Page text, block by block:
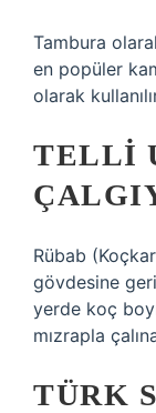
Tambura
en popüler
olarak
TELLI
Rübab
gövdesine
yerde koç
mızrapla
TÜRK